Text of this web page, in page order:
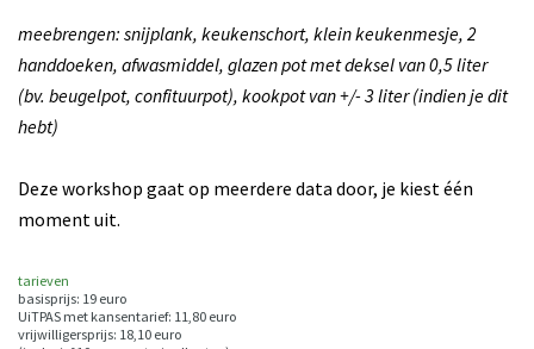
meebrengen: snijplank, keukenschort, klein keukenmesje, 2
handdoeken, afwasmiddel, glazen pot met deksel van 0,5 liter
(bv. beugelpot, confituurpot), kookpot van +/- 3 liter (indien je dit
hebt)
Deze workshop gaat op meerdere data door, je kiest één
moment uit.
tarieven
basisprijs: 19 euro
UiTPAS met kansentarief: 11,80 euro
vrijwilligersprijs: 18,10 euro